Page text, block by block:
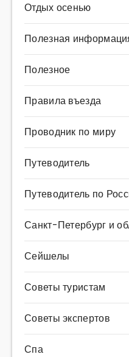
Отдых осенью
Полезная
Полезное
Правила въезда
Проводник по миру
Путеводитель
Путеводитель по
Санкт-Петербург и
Сейшелы
Советы туристам
Советы экспертов
Спа